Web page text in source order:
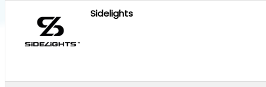
Sidelights